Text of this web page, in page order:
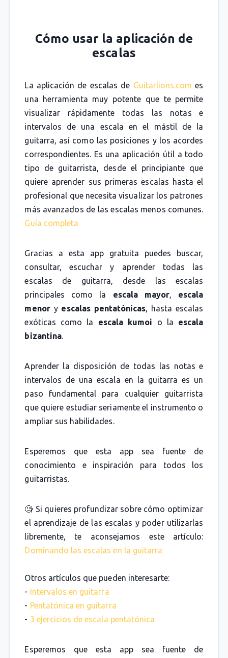
Cómo usar la aplicación de
escalas
La aplicación de escalas de Guitarlions.com es
una herramienta muy potente que te permite
visualizar rápidamente todas las notas e
intervalos de una escala en el mástil de la
guitarra, así como las posiciones y los acordes
correspondientes. Es una aplicación útil a todo
tipo de guitarrista, desde el principiante que
quiere aprender sus primeras escalas hasta el
profesional que necesita visualizar los patrones
más avanzados de las escalas menos comunes.
Guía completa
Gracias a esta app gratuita puedes buscar,
consultar, escuchar y aprender todas las
escalas de guitarra, desde las escalas
principales como la escala mayor, escala
menory escalas pentatónicas, hasta escalas
exóticas como la escala kumoi o la escala
bizantina.
Aprender la disposición de todas las notas e
intervalos de una escala en la guitarra es un
paso fundamental para cualquier guitarrista
que quiere estudiar seriamente el instrumento o
ampliar sus habilidades.
Esperemos que esta app sea fuente de
conocimiento e inspiración para todos los
guitarristas.
🧐 Si quieres profundizar sobre cómo optimizar
el aprendizaje de las escalas y poder utilizarlas
libremente, te aconsejamos este artículo:
Dominando las escalas en la guitarra
Otros artículos que pueden interesarte:
- Intervalos en guitarra
- Pentatónica en guitarra
- 3 ejercicios de escala pentatónica
Esperemos que esta app sea fuente de